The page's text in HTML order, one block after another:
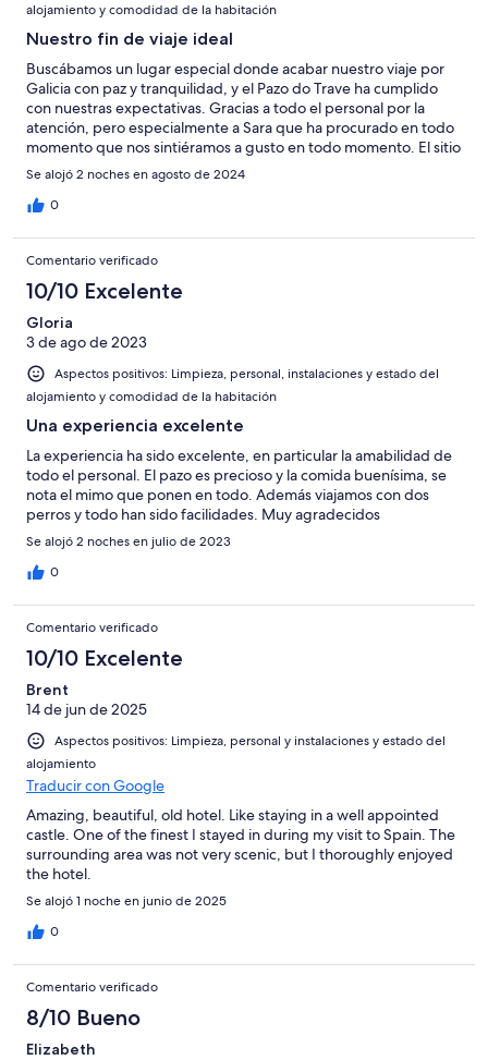
alojamiento y comodidad de la habitación
Nuestro fin de viaje ideal
Buscábamos un lugar especial donde acabar nuestro viaje por
Galicia con paz y tranquilidad, y el Pazo do Trave ha cumplido
con nuestras expectativas. Gracias a todo el personal por la
atención, pero especialmente a Sara que ha procurado en todo
momento que nos sintiéramos a gusto en todo momento. El sitio
es muy bonito y tranquilo, el jardín es una maravilla, y la comida
está muy rica.
Se alojó 2 noches en agosto de 2024
0
Comentario verificado
10/10 Excelente
Gloria
3 de ago de 2023
Aspectos positivos: Limpieza, personal, instalaciones y estado del
alojamiento y comodidad de la habitación
Una experiencia excelente
La experiencia ha sido excelente, en particular la amabilidad de
todo el personal. El pazo es precioso y la comida buenísima, se
nota el mimo que ponen en todo. Además viajamos con dos
perros y todo han sido facilidades. Muy agradecidos
Se alojó 2 noches en julio de 2023
0
Comentario verificado
10/10 Excelente
Brent
14 de jun de 2025
Aspectos positivos: Limpieza, personal y instalaciones y estado del
alojamiento
Traducir con Google
Amazing, beautiful, old hotel. Like staying in a well appointed
castle. One of the finest I stayed in during my visit to Spain. The
surrounding area was not very scenic, but I thoroughly enjoyed
the hotel.
Se alojó 1 noche en junio de 2025
0
Comentario verificado
8/10 Bueno
Elizabeth